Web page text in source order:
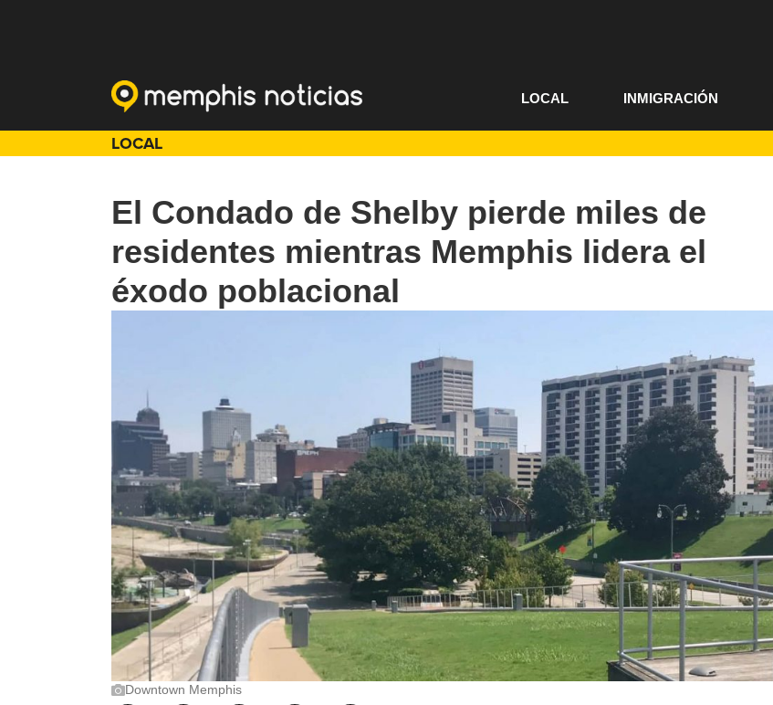
LOCAL INMIGRACIÓN
LOCAL
El Condado de Shelby pierde miles de
residentes mientras Memphis lidera el
éxodo poblacional
Downtown Memphis